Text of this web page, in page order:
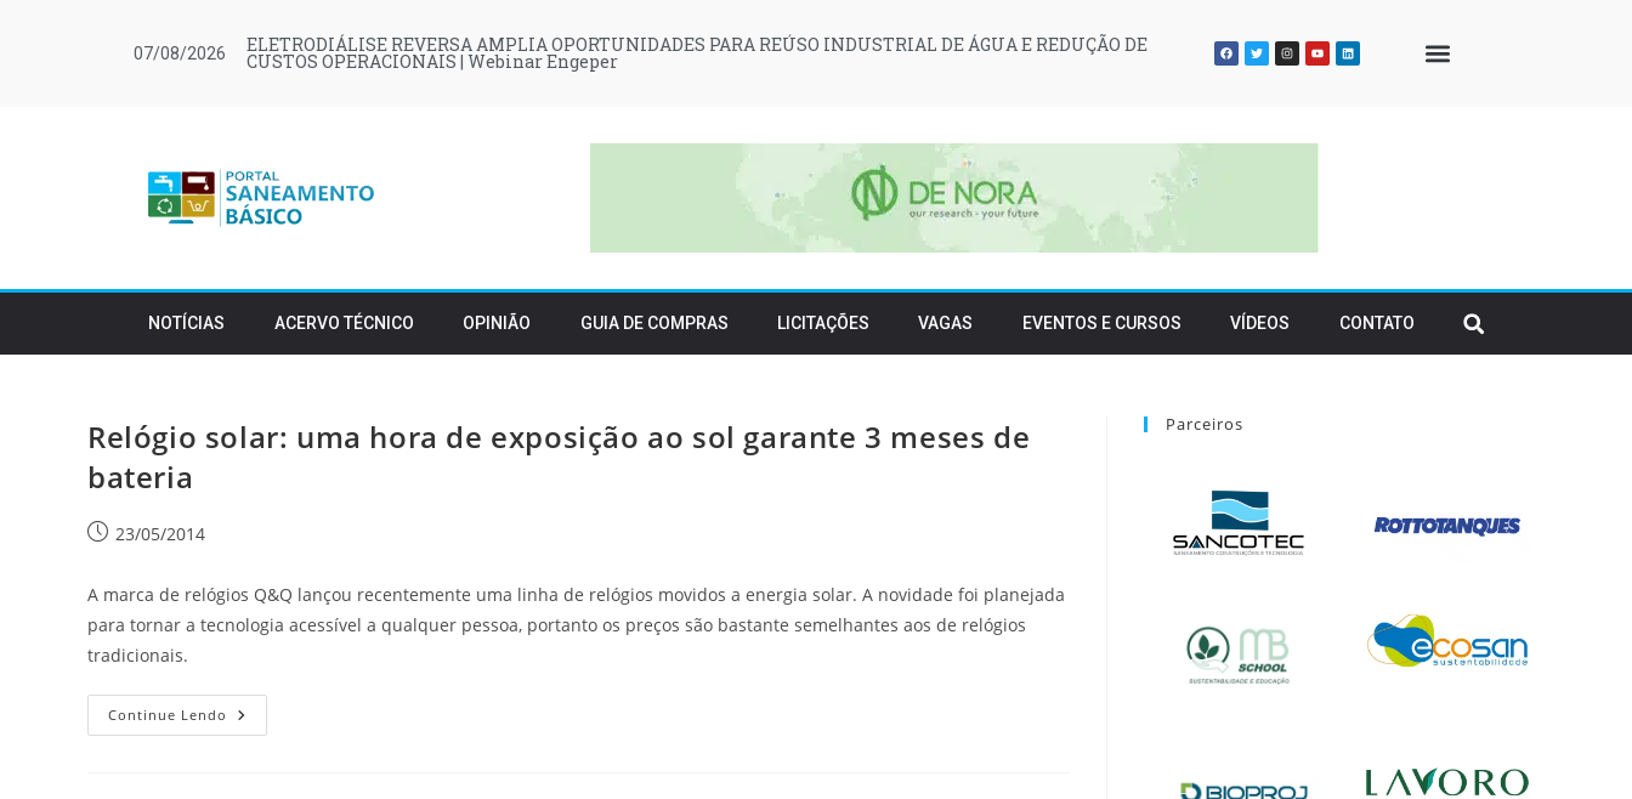
07/08/2026 ELETRODIÁLISE REVERSA AMPLIA OPORTUNIDADES PARA REÚSO INDUSTRIAL DE ÁGUA E REDUÇÃO DE
CUSTOS OPERACIONAIS | Webinar Engeper
NOTÍCIAS ACERVO TÉCNICO OPINIÃO GUIA DE COMPRAS LICITAÇÕES VAGAS EVENTOS E CURSOS VÍDEOS CONTATO
Relógio solar: uma hora de exposição ao sol garante 3 meses de
bateria
23/05/2014
A marca de relógios Q&Q lançou recentemente uma linha de relógios movidos a energia solar. A novidade foi planejada
para tornar a tecnologia acessível a qualquer pessoa, portanto os preços são bastante semelhantes aos de relógios
tradicionais.
Continue Lendo
Parceiros